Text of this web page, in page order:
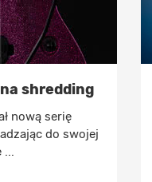
shredding
nową serię
do swojej
...